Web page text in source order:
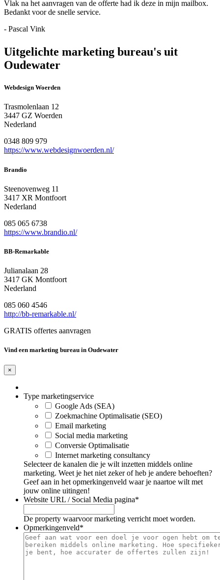
Vlak na het aanvragen van de offerte had ik deze in mijn mailbox.
Bedankt voor de snelle service.
- Pascal Vink
Uitgelichte marketing bureau's uit
Oudewater
Webdesign Woerden
Trasmolenlaan 12
3447 GZ Woerden
Nederland
0348 809 979
https://www.webdesignwoerden.nl/
Brandio
Steenovenweg 11
3417 XR Montfoort
Nederland
085 065 6738
https://www.brandio.nl/
BB-Remarkable
Julianalaan 28
3417 GK Montfoort
Nederland
085 060 4546
http://bb-remarkable.nl/
GRATIS offertes aanvragen
Vind een marketing bureau in Oudewater
×
Type marketingservice
Google Ads (SEA)
Zoekmachine Optimalisatie (SEO)
Email marketing
Social media marketing
Conversie Optimalisatie
Internet marketing consultancy
Selecteer de kanalen die je wilt inzetten middels online
marketing. Weet je het niet zeker of heb je andere behoeften?
Geef aan in het opmerkingenveld waar je naartoe wilt met
jouw online uitingen!
Website URL / Social Media pagina*
De property waarvoor marketing verricht moet worden.
Opmerkingenveld*